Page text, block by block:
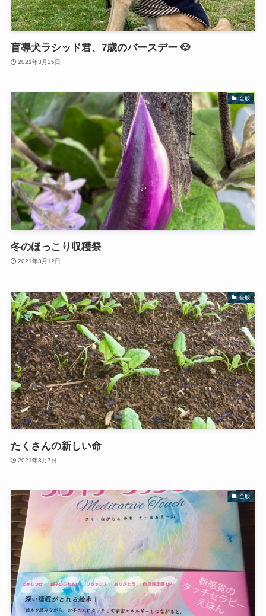
盲導犬ラシッド君、7歳のバースデー 🐶
2021年3月25日
全般
冬のほっこり収穫祭
2021年3月12日
全般
たくさんの新しい命
2021年3月7日
全般